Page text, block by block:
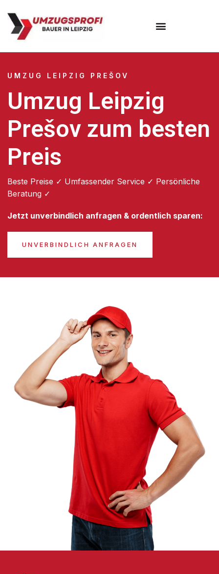
UMZUG LEIPZIG PREŠOV
Umzug Leipzig
Prešov zum besten
Preis
Beste Preise ✓ Umfassender Service ✓ Persönliche
Beratung ✓
Jetzt unverbindlich anfragen & ordentlich sparen:
UNVERBINDLICH ANFRAGEN